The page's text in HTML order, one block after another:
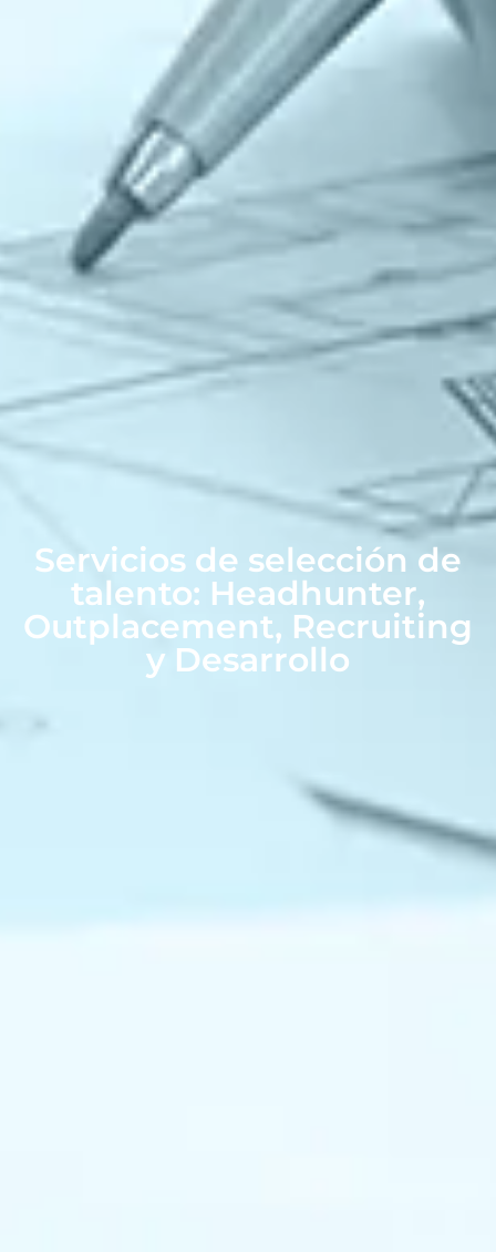
Servicios de selección de
talento: Headhunter,
Outplacement, Recruiting
y Desarrollo